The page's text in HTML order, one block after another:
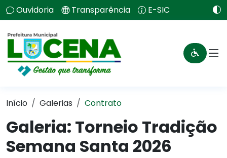
Ouvidoria Transparência E-SIC
Início Galerias Contrato
Galeria: Torneio Tradição
Semana Santa 2026